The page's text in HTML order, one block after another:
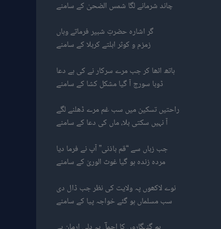
چاند شرمانے لگا شمس الضحیٰ کے سامنے
گر اشارہ حضرتِ شبیر فرماتے وہاں
زمزم و کوثر ابلتے کربلا کے سامنے
ہاتھ اٹھا کر جب مرے سرکار نے کی ہے دعا
ڈوبا سورج آ گیا مشکل کشا کے سامنے
راحتیں تسکین میں سب غم مرے ڈھلنے لگے
آ نہیں سکتی بلا، ماں کی دعا کے سامنے
جب زباں سے “قم باذنی” آپ نے فرما دیا
مردہ زندہ ہو گیا غوث الوریٰ کے سامنے
نوے لاکھوں پہ ولایت کی نظر جب ڈال دی
سب مسلماں ہو گئے خواجہ پیا کے سامنے
ہم گنہگاروں کا اجملؔ یہ دلی ارمان ہے